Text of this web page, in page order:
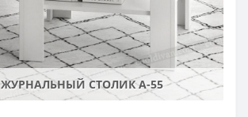
ЖУРНАЛЬНЫЙ СТОЛИК А-55